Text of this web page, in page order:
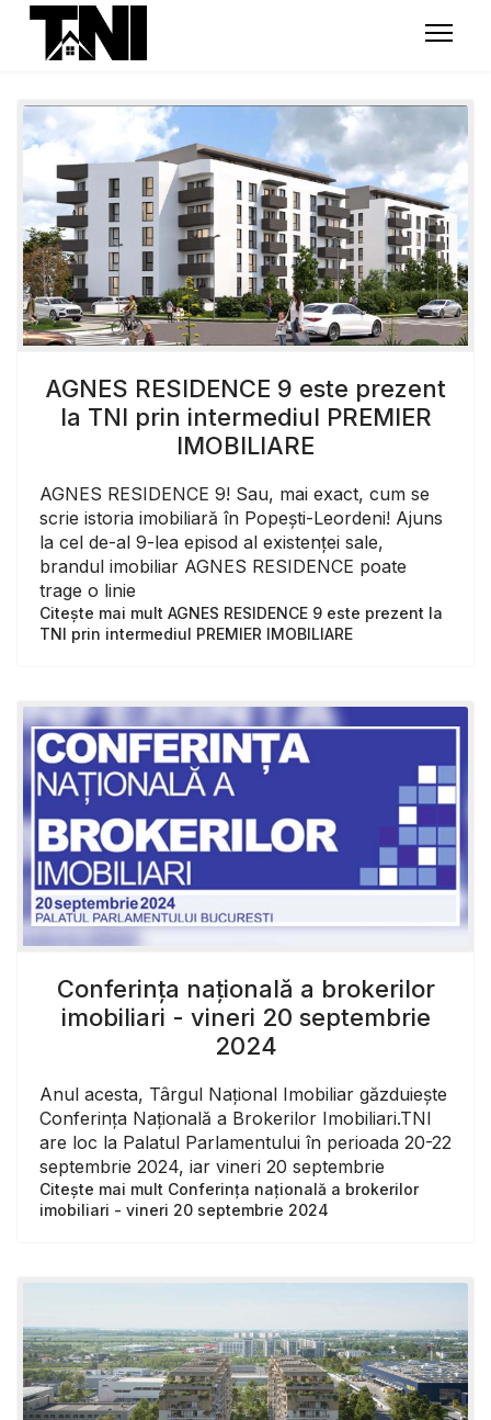
AGNES RESIDENCE 9 este prezent
la TNI prin intermediul PREMIER
IMOBILIARE
AGNES RESIDENCE 9! Sau, mai exact, cum se
scrie istoria imobiliară în Popești-Leordeni! Ajuns
la cel de-al 9-lea episod al existenței sale,
brandul imobiliar AGNES RESIDENCE poate
trage o linie
Citește mai mult AGNES RESIDENCE 9 este prezent la
TNI prin intermediul PREMIER IMOBILIARE
Conferința națională a brokerilor
imobiliari - vineri 20 septembrie
2024
Anul acesta, Târgul Național Imobiliar găzduiește
Conferința Națională a Brokerilor Imobiliari.TNI
are loc la Palatul Parlamentului în perioada 20-22
septembrie 2024, iar vineri 20 septembrie
Citește mai mult Conferința națională a brokerilor
imobiliari - vineri 20 septembrie 2024